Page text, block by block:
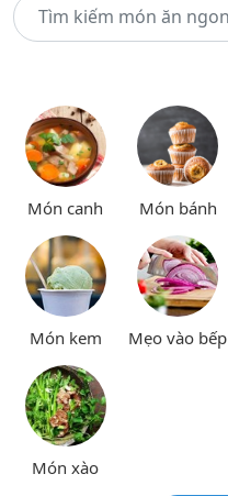
Món canh Món bánh
Món kem Mẹo vào bếp
Món xào